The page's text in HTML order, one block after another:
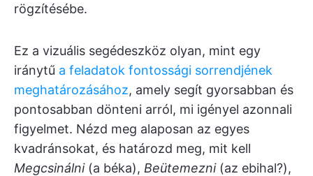
rögzítésébe.
Ez a vizuális segédeszköz olyan, mint egy
iránytű a feladatok fontossági sorrendjének
meghatározásához, amely segít gyorsabban és
pontosabban dönteni arról, mi igényel azonnali
figyelmet. Nézd meg alaposan az egyes
kvadránsokat, és határozd meg, mit kell
Megcsinálni(a béka), Beütemezni(az ebihal?),